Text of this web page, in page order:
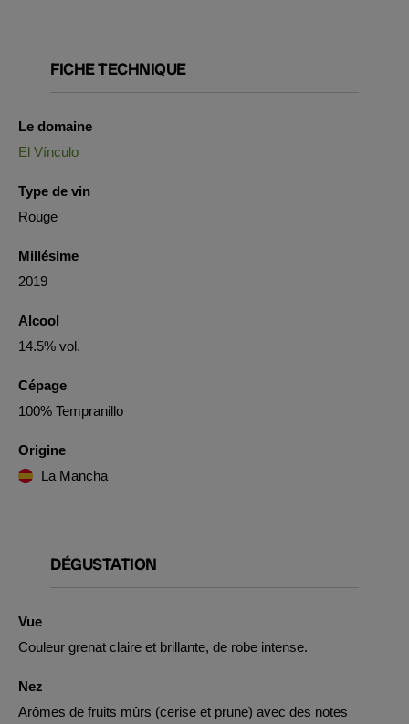
FICHE TECHNIQUE
Le domaine
El Vínculo
Type de vin
Rouge
Millésime
2019
Alcool
14.5% vol.
Cépage
100% Tempranillo
Origine
La Mancha
DÉGUSTATION
Vue
Couleur grenat claire et brillante, de robe intense.
Nez
Arômes de fruits mûrs (cerise et prune) avec des notes